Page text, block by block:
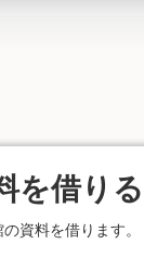
を借りる
資料を借ります。